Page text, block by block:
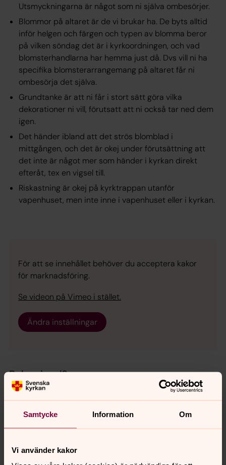
Samtycke Information Om
Vi använder kakor
Utsmyckningarna är något som ni själva ombesörjer.
Blommor på altaret är de vi brukar ha. De byts alltid
inför helgen och färgen och typen av blomma beror
på vilken söndag det är i kyrkoordningen, och vad
blomsterhandlarna har hemma just då. Dvs vill ni ha
specifika blomsterarrangemang på altaret får ni
ombesörja det själva.
Grundtanke är att ni får i stort sätt göra vilka
dekorationer ni vill, förutsatt att ni också tar ned dem
igen.
Det händer ibland att det strös blomblad i
mittgången, och det är okej under förutsättning att
det inte är något mer som händer i kyrkan direkt
efteråt, tex en vigsel till.
Riskastning är okej på kyrktrappan utanför
vapenhuset, men inte inne i vapenhuset eller i kyrkan.
För att se innehållet behöver du acceptera kakor
för marknadsföring.
Se videon på Vimeo i stället.
Ändra inställningar
Boka vigsel?
Här kan du preliminärboka kyrka och tid för vigsel. Fylli i
uppgifterna nedan och önskemålet om tid och kyrka så
hör vi av oss inom några arbetsdagar för att bekräfta
eller komma med förslag på datum om önskat datum